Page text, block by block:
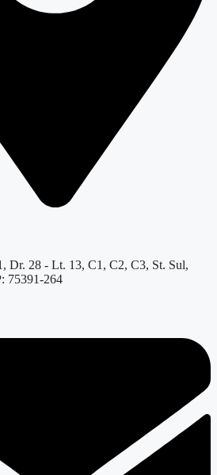
Dr. 28 - Lt. 13, C1, C2, C3, St. Sul,
75391-264